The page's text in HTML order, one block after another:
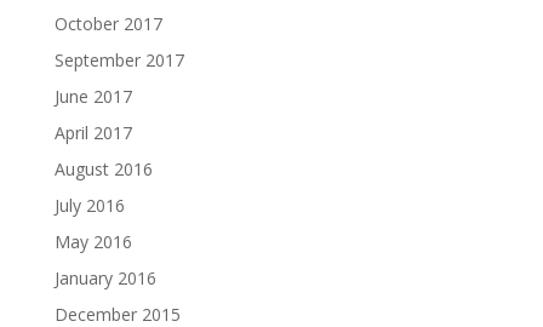
October 2017
September 2017
June 2017
April 2017
August 2016
July 2016
May 2016
January 2016
December 2015